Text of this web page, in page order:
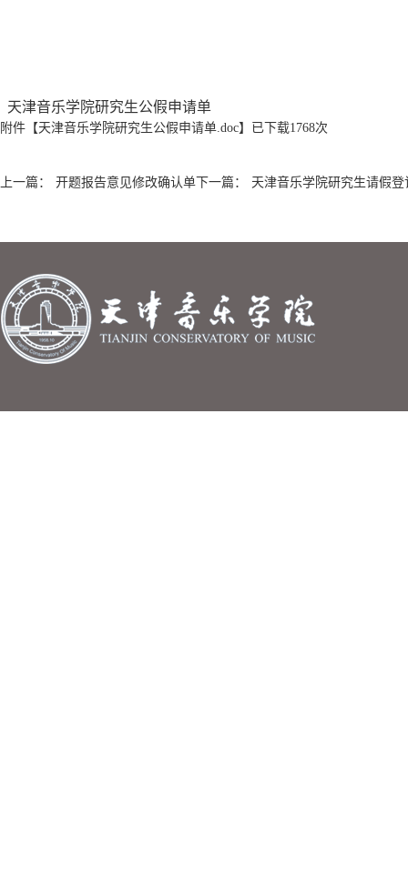
天津音乐学院研究生公假申请单
附件【天津音乐学院研究生公假申请单.doc】已下载1768次
上一篇： 开题报告意见修改确认单 下一篇： 天津音乐学院研究生请假登